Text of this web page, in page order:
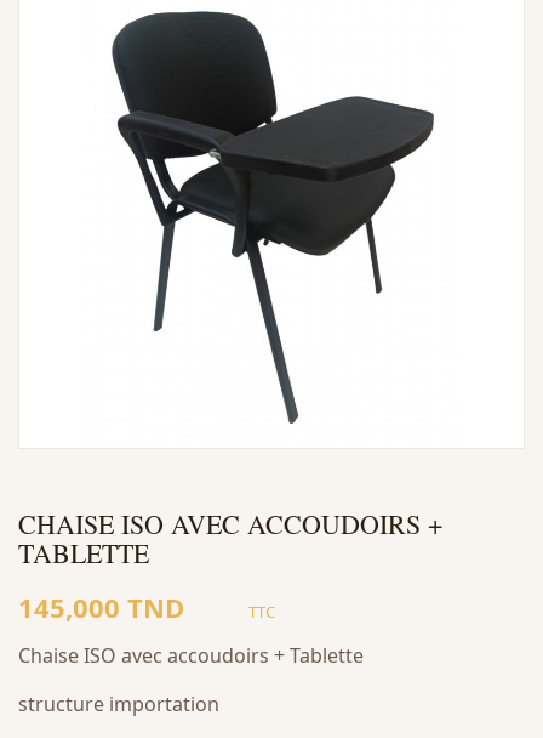
CHAISE ISO AVEC ACCOUDOIRS +
TABLETTE
145,000 TND TTC
Chaise ISO avec accoudoirs + Tablette
structure importation